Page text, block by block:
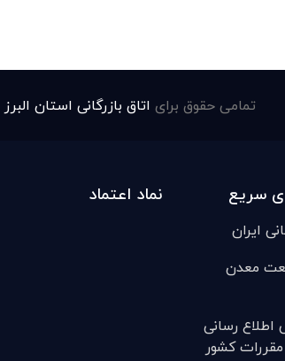
تمامی حقوق برای اتاق بازرگانی استان البرز
سریع
ایران
معدن
اطلاع رسانی
کشور
نماد اعتماد